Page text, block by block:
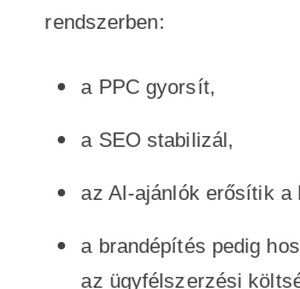
rendszerben:
a PPC gyorsít,
a SEO stabilizál,
az AI-ajánlók erősítik a
a brandépítés pedig
az ügyfélszerzési